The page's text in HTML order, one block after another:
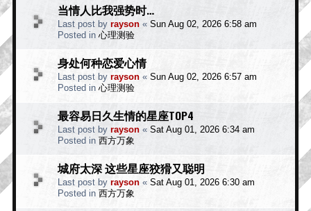
当情人比我强势时…
Last post by rayson « Sun Aug 02, 2026 6:58 am
Posted in 心理测验
身处何种恋爱心情
Last post by rayson « Sun Aug 02, 2026 6:57 am
Posted in心理测验
最容易日久生情的星座TOP4
Last post by rayson « Sat Aug 01, 2026 6:34 am
Posted in 西方万象
城府太深 这些星座狡猾又聪明
Last post by rayson « Sat Aug 01, 2026 6:30 am
Posted in 西方万象